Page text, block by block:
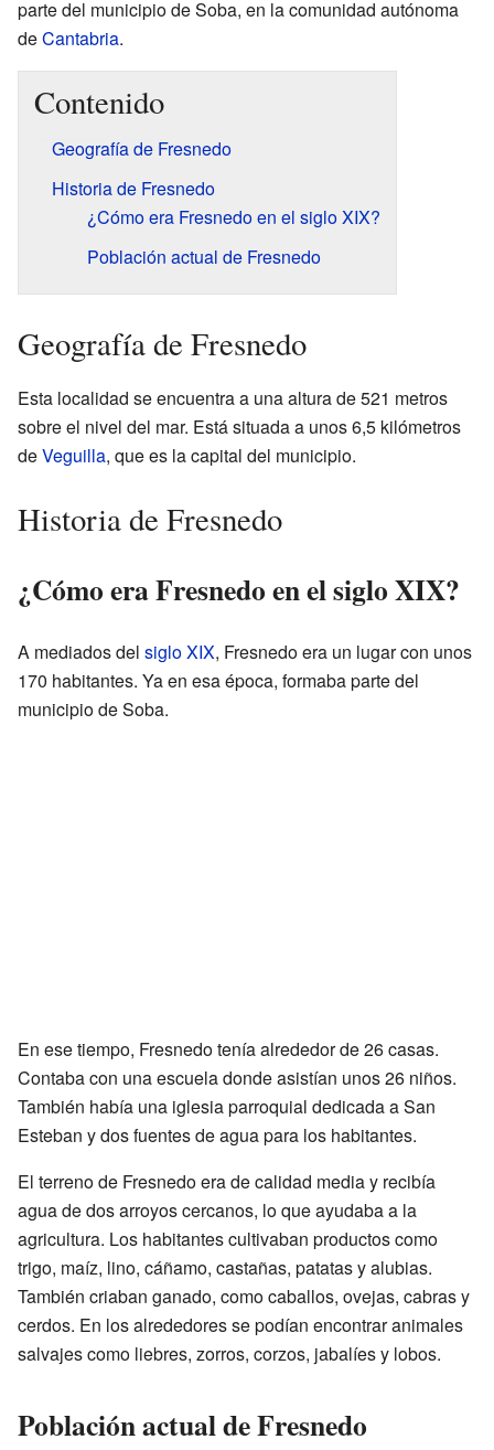
parte del municipio de Soba, en la comunidad autónoma
deCantabria.
Contenido
Geografía de Fresnedo
Historia de Fresnedo
¿Cómo era Fresnedo en el siglo XIX?
Población actual de Fresnedo
Geografía de Fresnedo
Esta localidad se encuentra a una altura de 521 metros
sobre el nivel del mar. Está situada a unos 6,5 kilómetros
deVeguilla, que es la capital del municipio.
Historia de Fresnedo
¿Cómo era Fresnedo en el siglo XIX?
A mediados del siglo XIX, Fresnedo era un lugar con unos
170 habitantes. Ya en esa época, formaba parte del
municipio de Soba.
En ese tiempo, Fresnedo tenía alrededor de 26 casas.
Contaba con una escuela donde asistían unos 26 niños.
También había una iglesia parroquial dedicada a San
Esteban y dos fuentes de agua para los habitantes.
El terreno de Fresnedo era de calidad media y recibía
agua de dos arroyos cercanos, lo que ayudaba a la
agricultura. Los habitantes cultivaban productos como
trigo, maíz, lino, cáñamo, castañas, patatas y alubias.
También criaban ganado, como caballos, ovejas, cabras y
cerdos. En los alrededores se podían encontrar animales
salvajes como liebres, zorros, corzos, jabalíes y lobos.
Población actual de Fresnedo